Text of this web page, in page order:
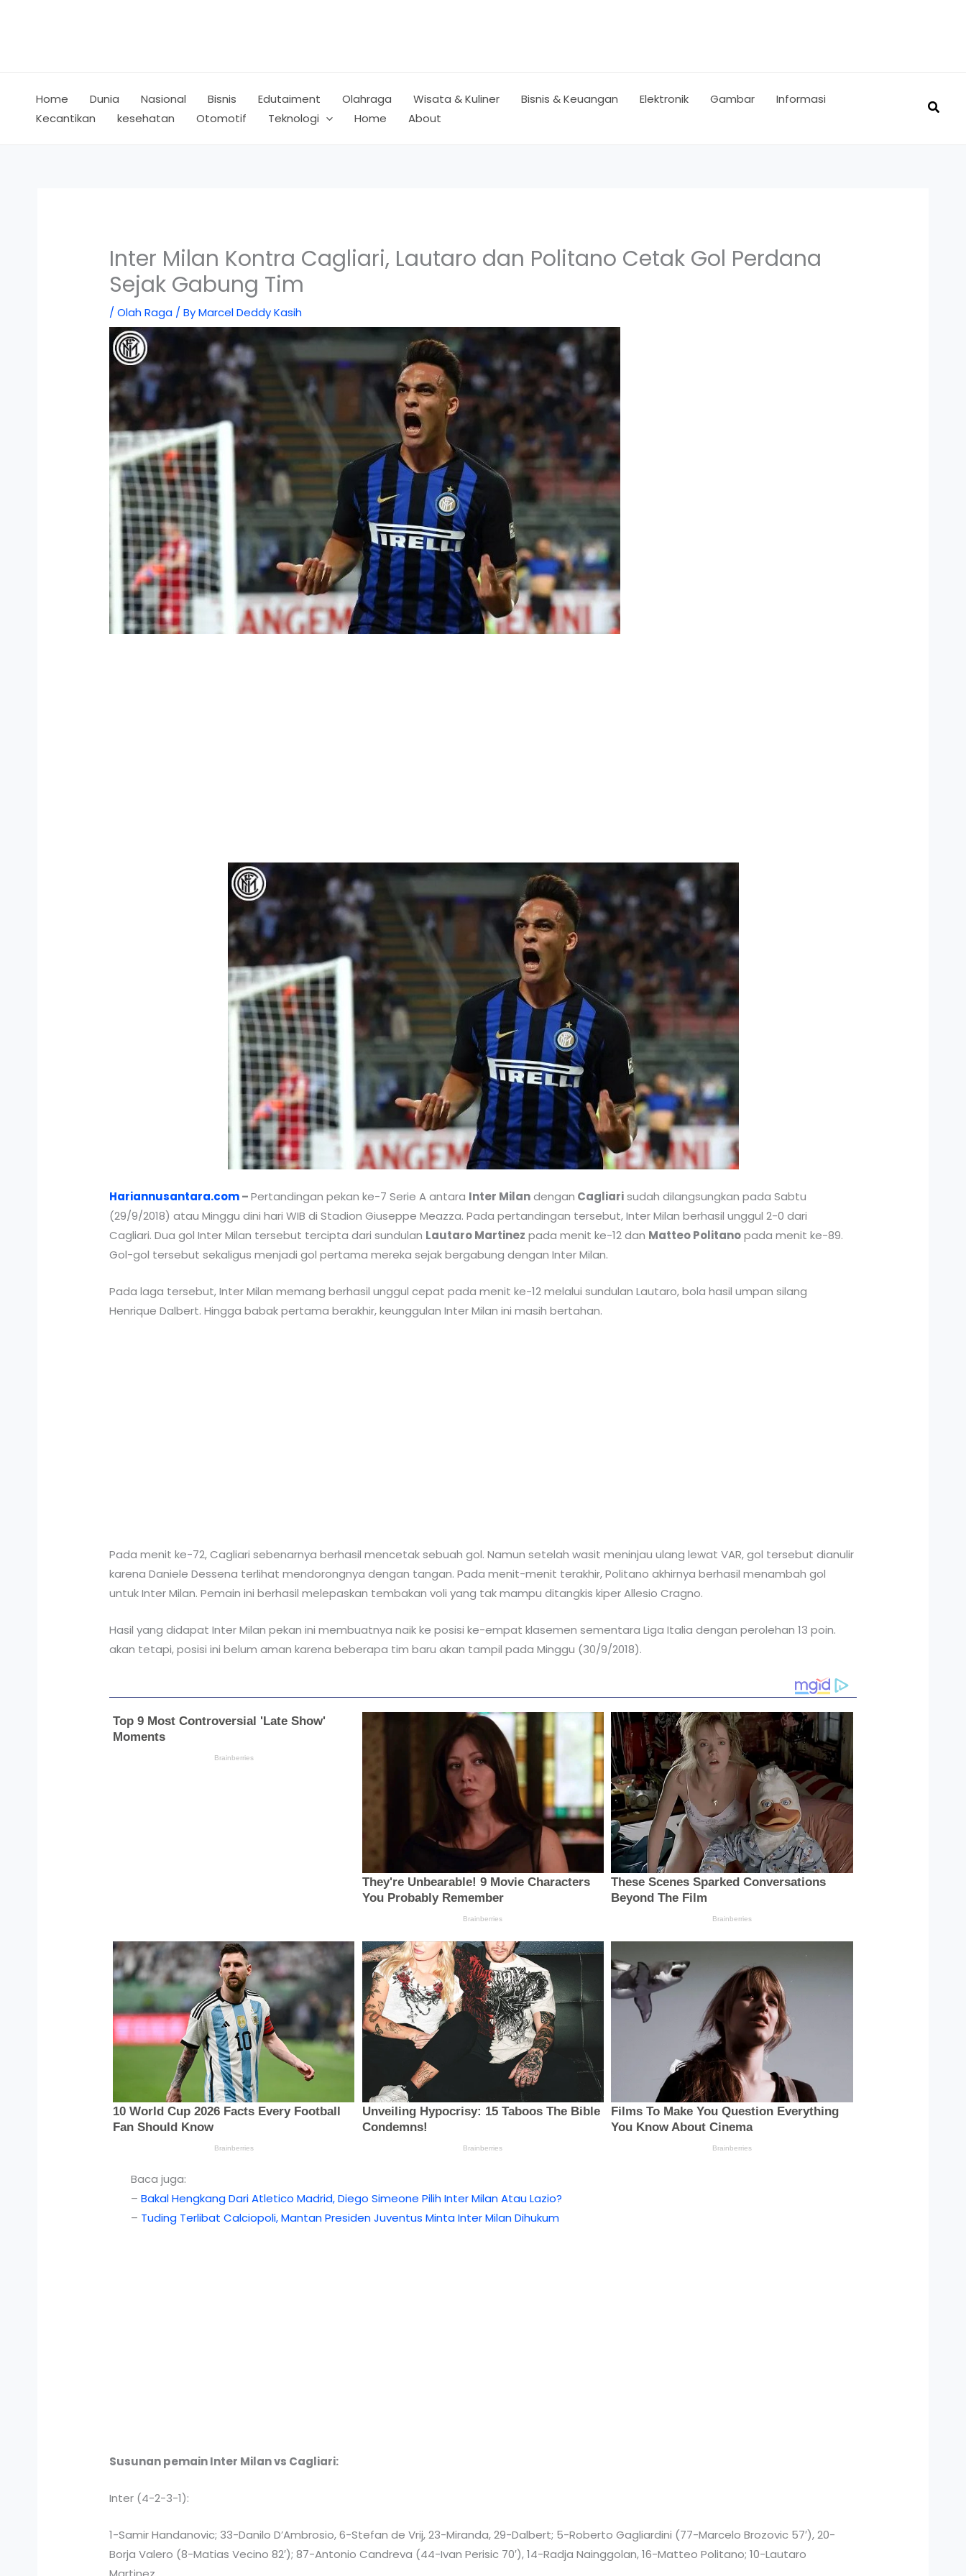
Home Dunia Nasional Bisnis Edutaiment Olahraga Wisata & Kuliner Bisnis & Keuangan Elektronik Gambar
Informasi
Kecantikan
kesehatan Otomotif Teknologi Home About
Inter Milan Kontra Cagliari, Lautaro dan Politano Cetak Gol Perdana
Sejak Gabung Tim
/Olah Raga / ByMarcel Deddy Kasih
Hariannusantara.com–Pertandingan pekan ke-7 Serie A antara Inter Milandengan Cagliarisudah dilangsungkan pada Sabtu
(29/9/2018) atau Minggu dini hari WIB di Stadion Giuseppe Meazza. Pada pertandingan tersebut, Inter Milan berhasil unggul 2-0 dari
Cagliari. Dua gol Inter Milan tersebut tercipta dari sundulan Lautaro Martinez pada menit ke-12 dan Matteo Politanopada menit ke-89.
Gol-gol tersebut sekaligus menjadi gol pertama mereka sejak bergabung dengan Inter Milan.
Pada laga tersebut, Inter Milan memang berhasil unggul cepat pada menit ke-12 melalui sundulan Lautaro, bola hasil umpan silang
Henrique Dalbert. Hingga babak pertama berakhir, keunggulan Inter Milan ini masih bertahan.
Pada menit ke-72, Cagliari sebenarnya berhasil mencetak sebuah gol. Namun setelah wasit meninjau ulang lewat VAR, gol tersebut dianulir
karena Daniele Dessena terlihat mendorongnya dengan tangan. Pada menit-menit terakhir, Politano akhirnya berhasil menambah gol
untuk Inter Milan. Pemain ini berhasil melepaskan tembakan voli yang tak mampu ditangkis kiper Allesio Cragno.
Hasil yang didapat Inter Milan pekan ini membuatnya naik ke posisi ke-empat klasemen sementara Liga Italia dengan perolehan 13 poin.
akan tetapi, posisi ini belum aman karena beberapa tim baru akan tampil pada Minggu (30/9/2018).
Baca juga:
–Bakal Hengkang Dari Atletico Madrid, Diego Simeone Pilih Inter Milan Atau Lazio?
– Tuding Terlibat Calciopoli, Mantan Presiden Juventus Minta Inter Milan Dihukum
Susunan pemain Inter Milan vs Cagliari:
Inter (4-2-3-1):
1-Samir Handanovic; 33-Danilo D’Ambrosio, 6-Stefan de Vrij, 23-Miranda, 29-Dalbert; 5-Roberto Gagliardini (77-Marcelo Brozovic 57′), 20-
Borja Valero (8-Matias Vecino 82′); 87-Antonio Candreva (44-Ivan Perisic 70′), 14-Radja Nainggolan, 16-Matteo Politano; 10-Lautaro